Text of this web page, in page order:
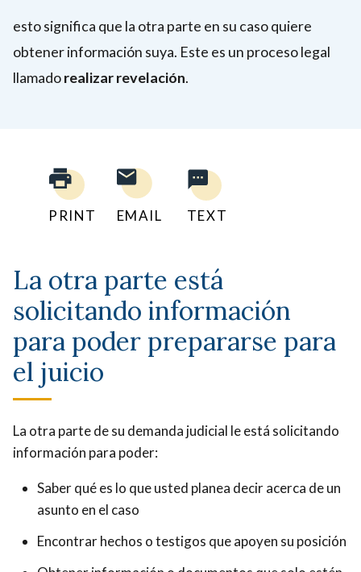
esto significa que la otra parte en su caso quiere
obtener información suya. Este es un proceso legal
llamadorealizar revelación.
PRINT EMAIL TEXT
La otra parte está
solicitando información
para poder prepararse para
el juicio
La otra parte de su demanda judicial le está solicitando
información para poder:
Saber qué es lo que usted planea decir acerca de un
asunto en el caso
Encontrar hechos o testigos que apoyen su posición